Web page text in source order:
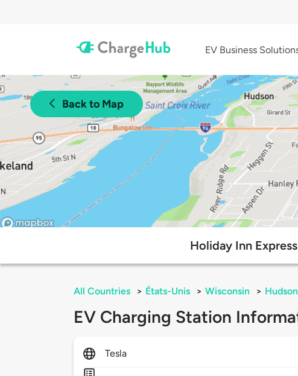
EV Business
Back to Map
Holiday Inn
All Countries > États-Unis > Wisconsin > Hudson
EV Charging Station
Tesla